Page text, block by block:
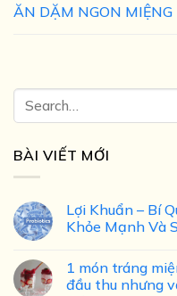
ĂN DẶM NGON MIỆNG
BÀI VIẾT MỚI
Lợi Khuẩn – Bí
Khỏe Mạnh Và
1 món tráng
đầu thu nhưng